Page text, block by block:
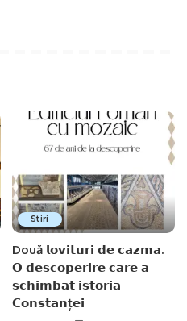
Stiri
Două 𝗹𝗼𝘃𝗶𝘁𝘂𝗿𝗶 𝗱𝗲 𝗰𝗮𝘇𝗺𝗮.
𝗢 𝗱𝗲𝘀𝗰𝗼𝗽𝗲𝗿𝗶𝗿𝗲 𝗰𝗮𝗿𝗲 𝗮
𝘀𝗰𝗵𝗶𝗺𝗯𝗮𝘁 𝗶𝘀𝘁𝗼𝗿𝗶𝗮
𝗖𝗼𝗻𝘀𝘁𝗮𝗻ț𝗲𝗶